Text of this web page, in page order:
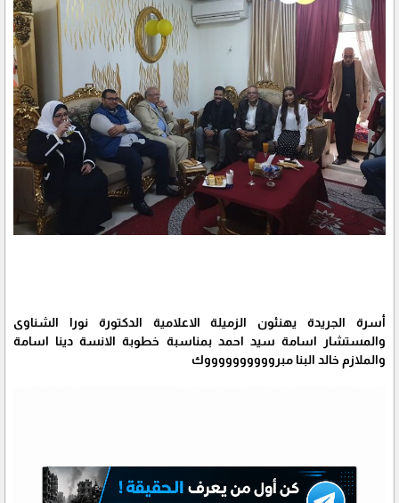
أسرة الجريدة يهنئون الزميلة الاعلامية الدكتورة نورا الشناوى
والمستشار اسامة سيد احمد بمناسبة خطوبة الانسة دينا اسامة
والملازم خالد البنا مبرووووووووووك